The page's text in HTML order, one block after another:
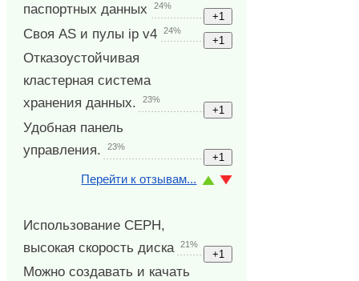
паспортных данных
24%
Своя AS и пулы ip v4 24%
Отказоустойчивая
кластерная система
хранения данных.
23%
Удобная панель
управления.
23%
Перейти к отзывам...
Использование CEPH,
высокая скорость диска
21%
Можно создавать и качать